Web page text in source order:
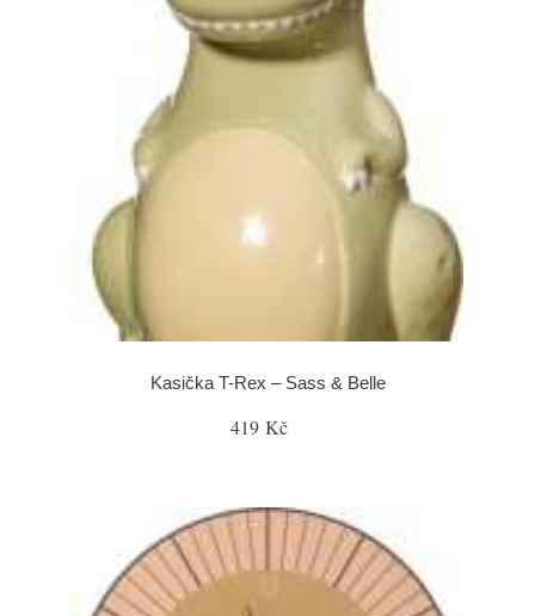
Kasička T-Rex – Sass & Belle
419 Kč